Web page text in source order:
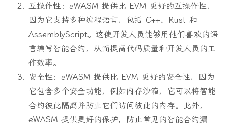
互操作性：eWASM 提供比 EVM 更好的互操作性，
因为它支持多种编程语言，包括 C++、Rust 和
AssemblyScript。这使开发人员能够用他们喜欢的语
言编写智能合约，从而提高代码质量和开发人员的工
作效率。
安全性：eWASM 提供比 EVM 更好的安全性，因为
它包含多个安全功能，例如内存沙箱，它可以将智能
合约彼此隔离并防止它们访问彼此的内存。此外，
eWASM 提供更好的保护，防止常见的智能合约漏